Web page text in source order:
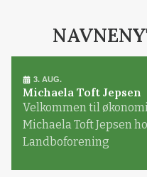
3. AUG.
Michaela Toft Jepsen
Velkommen til
Michaela Toft Jepsen
Landboforening